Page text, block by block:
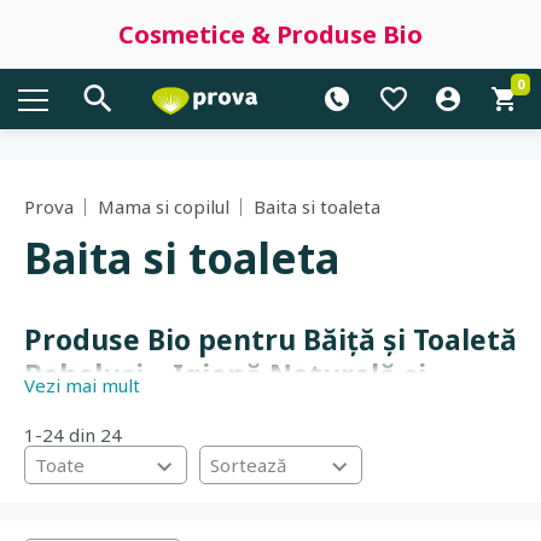
Cosmetice & Produse Bio
0
Prova Mama si copilul Baita si toaleta
Baita si toaleta
Produse Bio pentru Băiță și Toaletă
Bebeluși – Igienă Naturală și
Transformă momentul băiței într-un ritual de relaxare
și îngrijire delicată cu gama noastră de
Vezi mai mult
1-24 din 24
Toate
Sortează